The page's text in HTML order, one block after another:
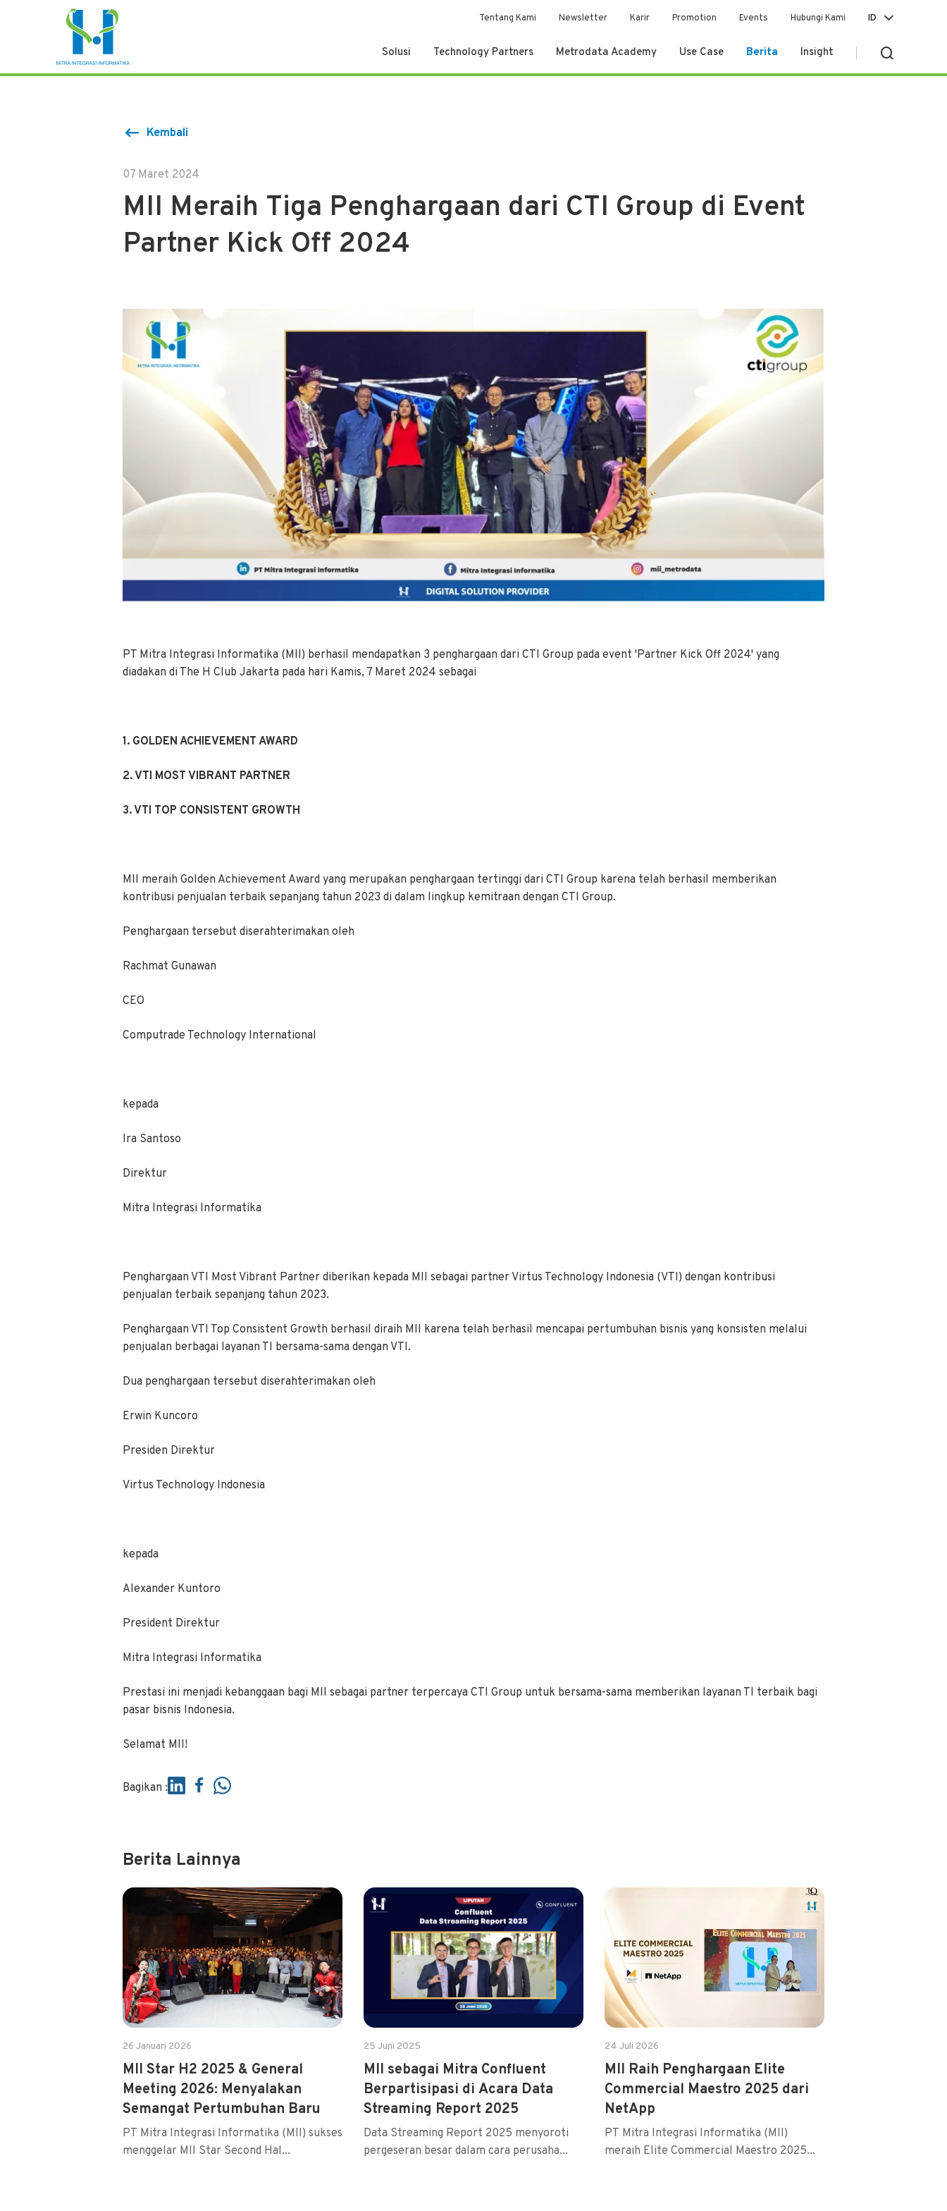
Tentang Kami Newsletter Karir Promotion Events Hubungi Kami ID
Solusi Technology Partners Metrodata Academy Use Case Berita Insight
Kembali
07 Maret 2024
MII Meraih Tiga Penghargaan dari CTI Group di Event
Partner Kick Off 2024
PT Mitra Integrasi Informatika (MII) berhasil mendapatkan 3 penghargaan dari CTI Group pada event 'Partner Kick Off 2024' yang
diadakan di The H Club Jakarta pada hari Kamis, 7 Maret 2024 sebagai
1. GOLDEN ACHIEVEMENT AWARD
2. VTI MOST VIBRANT PARTNER
3. VTI TOP CONSISTENT GROWTH
MII meraih Golden Achievement Award yang merupakan penghargaan tertinggi dari CTI Group karena telah berhasil memberikan
kontribusi penjualan terbaik sepanjang tahun 2023 di dalam lingkup kemitraan dengan CTI Group.
Penghargaan tersebut diserahterimakan oleh
Rachmat Gunawan
CEO
Computrade Technology International
kepada
Ira Santoso
Direktur
Mitra Integrasi Informatika
Penghargaan VTI Most Vibrant Partner diberikan kepada MII sebagai partner Virtus Technology Indonesia (VTI) dengan kontribusi
penjualan terbaik sepanjang tahun 2023.
Penghargaan VTI Top Consistent Growth berhasil diraih MII karena telah berhasil mencapai pertumbuhan bisnis yang konsisten melalui
penjualan berbagai layanan TI bersama-sama dengan VTI.
Dua penghargaan tersebut diserahterimakan oleh
Erwin Kuncoro
Presiden Direktur
Virtus Technology Indonesia
kepada
Alexander Kuntoro
President Direktur
Mitra Integrasi Informatika
Prestasi ini menjadi kebanggaan bagi MII sebagai partner terpercaya CTI Group untuk bersama-sama memberikan layanan TI terbaik bagi
pasar bisnis Indonesia.
Selamat MII!
Bagikan :
Berita Lainnya
26 Januari 2026
MII Star H2 2025 & General
Meeting 2026: Menyalakan
Semangat Pertumbuhan Baru
PT Mitra Integrasi Informatika (MII) sukses
menggelar MII Star Second Hal...
25 Juni 2025
MII sebagai Mitra Confluent
Berpartisipasi di Acara Data
Streaming Report 2025
Data Streaming Report 2025 menyoroti
pergeseran besar dalam cara perusaha...
24 Juli 2026
MII Raih Penghargaan Elite
Commercial Maestro 2025 dari
NetApp
PT Mitra Integrasi Informatika (MII)
meraih Elite Commercial Maestro 2025...